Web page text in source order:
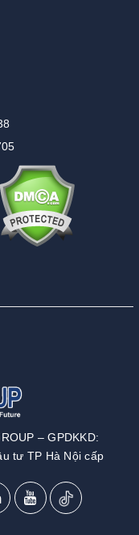
– GPDKKD:
tư TP Hà Nội cấp